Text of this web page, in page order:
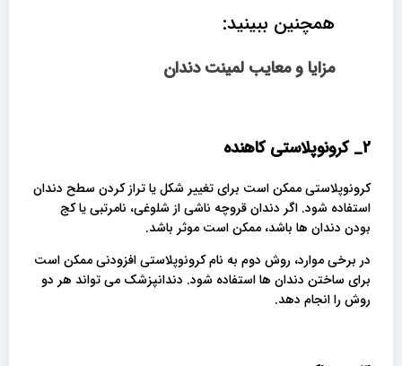
همچنین ببینید:
مزایا و معایب لمینت دندان
2_ کرونوپلاستی کاهنده
کرونوپلاستی ممکن است برای تغییر شکل یا تراز کردن سطح دندان
استفاده شود. اگر دندان قروچه ناشی از شلوغی، نامرتبی یا کج
بودن دندان ها باشد، ممکن است موثر باشد.
در برخی موارد، روش دوم به نام کرونوپلاستی افزودنی ممکن است
برای ساختن دندان ها استفاده شود. دندانپزشک می تواند هر دو
روش را انجام دهد.